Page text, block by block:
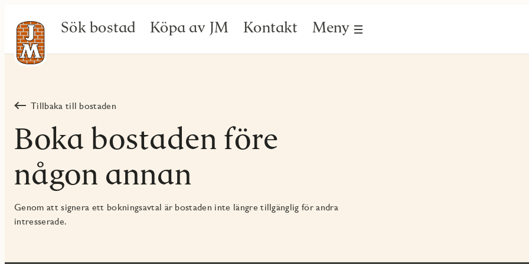
Sök bostad Köpa av JM Kontakt Meny
Tillbaka till bostaden
Boka bostaden före
någon annan
Genom att signera ett bokningsavtal är bostaden inte längre tillgänglig för andra
intresserade.